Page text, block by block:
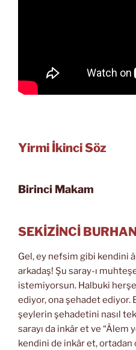
Yirmi İkinci Söz
Birinci Makam
SEKİZİNCİ BURHAN
Gel, ey nefsim gibi kendini
arkadaş! Şu saray-ı
istemiyorsun. Halbuki
ediyor, ona şehadet ediyor.
şeylerin şehadetini nasıl
sarayı da inkâr et ve “Âlem
kendini de inkâr et, ortadan